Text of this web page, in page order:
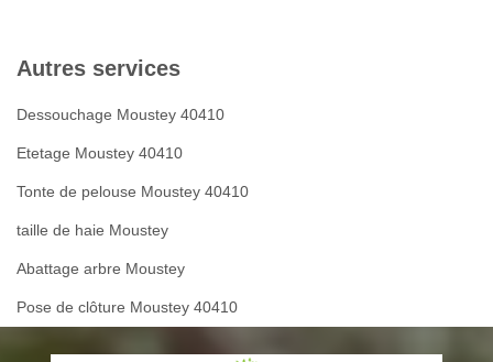
Autres services
Dessouchage Moustey 40410
Etetage Moustey 40410
Tonte de pelouse Moustey 40410
taille de haie Moustey
Abattage arbre Moustey
Pose de clôture Moustey 40410